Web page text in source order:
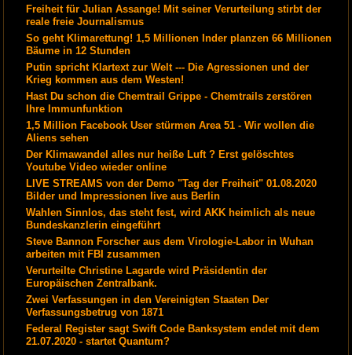
Freiheit für Julian Assange! Mit seiner Verurteilung stirbt der
reale freie Journalismus
So geht Klimarettung! 1,5 Millionen Inder planzen 66 Millionen
Bäume in 12 Stunden
Putin spricht Klartext zur Welt --- Die Agressionen und der
Krieg kommen aus dem Westen!
Hast Du schon die Chemtrail Grippe - Chemtrails zerstören
Ihre Immunfunktion
1,5 Million Facebook User stürmen Area 51 - Wir wollen die
Aliens sehen
Der Klimawandel alles nur heiße Luft ? Erst gelöschtes
Youtube Video wieder online
LIVE STREAMS von der Demo "Tag der Freiheit" 01.08.2020
Bilder und Impressionen live aus Berlin
Wahlen Sinnlos, das steht fest, wird AKK heimlich als neue
Bundeskanzlerin eingeführt
Steve Bannon Forscher aus dem Virologie-Labor in Wuhan
arbeiten mit FBI zusammen
Verurteilte Christine Lagarde wird Präsidentin der
Europäischen Zentralbank.
Zwei Verfassungen in den Vereinigten Staaten Der
Verfassungsbetrug von 1871
Federal Register sagt Swift Code Banksystem endet mit dem
21.07.2020 - startet Quantum?